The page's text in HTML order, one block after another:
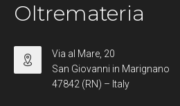
Oltremateria
Via al Mare, 20
San Giovanni in Marignano
47842 (RN) – Italy